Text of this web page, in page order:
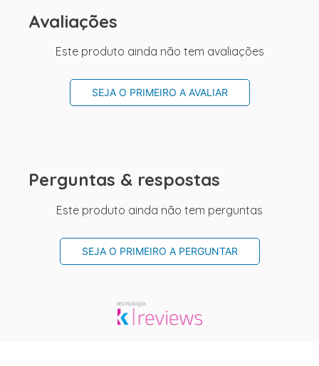
Avaliações
Este produto ainda não tem avaliações
SEJA O PRIMEIRO A AVALIAR
Perguntas & respostas
Este produto ainda não tem perguntas
SEJA O PRIMEIRO A PERGUNTAR